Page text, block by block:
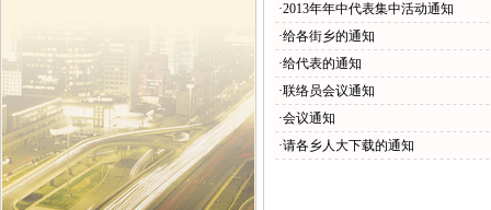
·2013年年中代表集中活动通知
·给各街乡的通知
·给代表的通知
·联络员会议通知
·会议通知
·请各乡人大下载的通知